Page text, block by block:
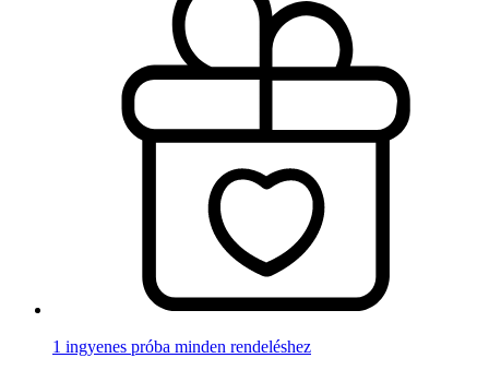
1 ingyenes próba minden rendeléshez